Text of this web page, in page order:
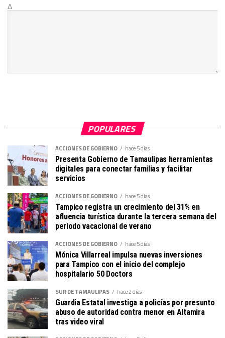
Δ
POPULARES
ACCIONES DE GOBIERNO hace 5 días
Presenta Gobierno de Tamaulipas herramientas
digitales para conectar familias y facilitar
servicios
ACCIONES DE GOBIERNO hace 5 días
Tampico registra un crecimiento del 31% en
afluencia turística durante la tercera semana del
periodo vacacional de verano
ACCIONES DE GOBIERNO hace 5 días
Mónica Villarreal impulsa nuevas inversiones
para Tampico con el inicio del complejo
hospitalario 50 Doctors
SUR DE TAMAULIPAS hace 2 días
Guardia Estatal investiga a policías por presunto
abuso de autoridad contra menor en Altamira
tras video viral